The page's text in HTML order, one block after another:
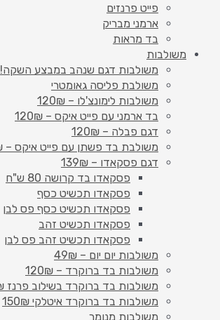
פייט פרנזים
ארמני מבריק
בד מראות
משולבות
משולבות דגם שנהב במבצע השקה!
משולבת פליסה גאומטרי
משולבות לימונצ'לו – 120₪
בד ארמני עם פייט איקס – 120₪
דגם פבלה – 120₪
משולבת בד פשתן עם פייט איקס – 120₪
דגם פסקאדו – 139₪
פסקאדו בד קרושה 80 ש"ח
פסקאדו תכשיט כסף
פסקאדו תכשיט כסף פס לבן
פסקאדו תכשיט זהב
פסקאדו תכשיט זהב פס לבן
משולבות יום יום – 49₪
משולבות בד ברוקרד – 120₪
משולבות בד ברוקרד בשילוב פרנז 130₪
משולבות בד ברוקרד איטלקי 150₪
משולבות מנומר